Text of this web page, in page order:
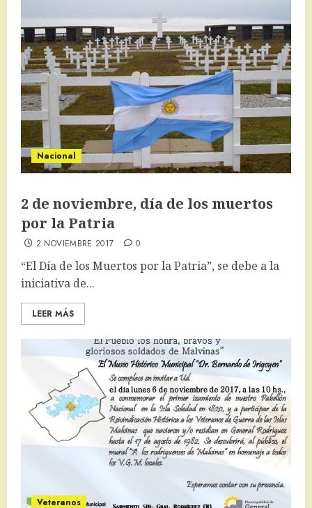
Nacional
2 de noviembre, día de los muertos
por la Patria
2 NOVIEMBRE 2017 0
​“El Día de los Muertos por la Patria”, se debe a la
iniciativa de...
LEER MÁS
Veteranos